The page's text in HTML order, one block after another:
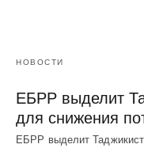
НОВОСТИ
ЕБРР выделит
для снижения
ЕБРР выделит